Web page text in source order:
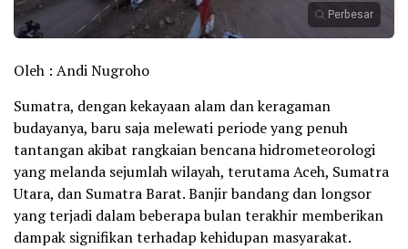
Perbesar
Oleh : Andi Nugroho
Sumatra, dengan kekayaan alam dan keragaman
budayanya, baru saja melewati periode yang penuh
tantangan akibat rangkaian bencana hidrometeorologi
yang melanda sejumlah wilayah, terutama Aceh, Sumatra
Utara, dan Sumatra Barat. Banjir bandang dan longsor
yang terjadi dalam beberapa bulan terakhir memberikan
dampak signifikan terhadap kehidupan masyarakat.